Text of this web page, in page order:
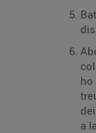
treu la crema del
a